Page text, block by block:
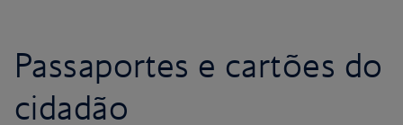
Passaportes e cartões do
cidadão